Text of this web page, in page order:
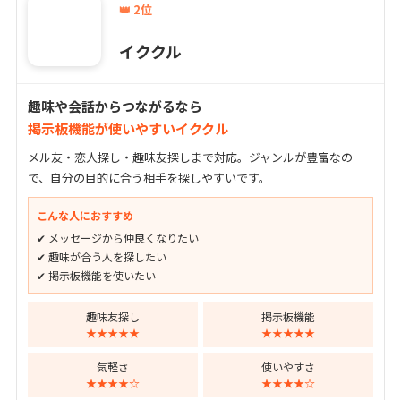
👑 2位
イククル
趣味や会話からつながるなら
掲示板機能が使いやすいイククル
メル友・恋人探し・趣味友探しまで対応。ジャンルが豊富なの
で、自分の目的に合う相手を探しやすいです。
こんな人におすすめ
✔ メッセージから仲良くなりたい
✔ 趣味が合う人を探したい
✔ 掲示板機能を使いたい
趣味友探し
★★★★★
掲示板機能
★★★★★
気軽さ
★★★★☆
使いやすさ
★★★★☆